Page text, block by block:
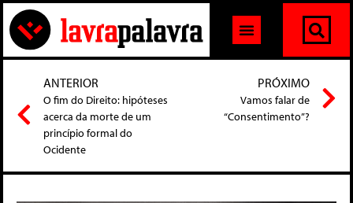
ANTERIOR
O fim do Direito: hipóteses
acerca da morte de um
princípio formal do
Ocidente
PRÓXIMO
Vamos falar de
“Consentimento”?